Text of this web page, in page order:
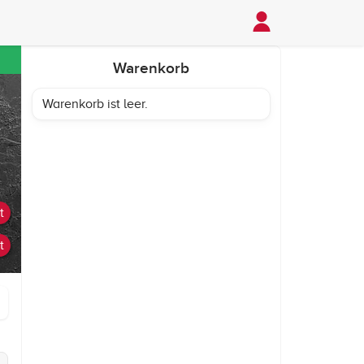
Warenkorb
Warenkorb ist leer.